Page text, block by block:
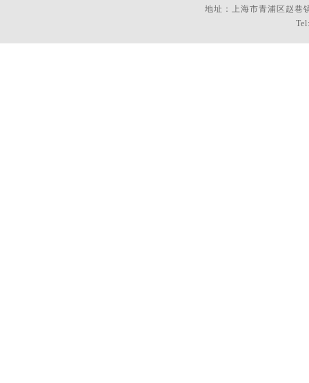
地址：上海市青浦区赵巷